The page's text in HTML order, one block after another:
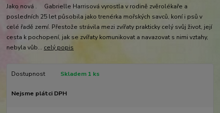
Jako nová . Gabrielle Harrisová vyrostla v rodině zvěrolékaře a
posledních 25 let působila jako trenérka mořských savců, koní i psů v
celé řadě zemí. Přestože strávila mezi zvířaty prakticky celý svůj život, její
cesta k pochopení, jak se zvířaty komunikovat a navazovat s nimi vztahy,
nebyla vůb... celý popis
Dostupnost Skladem 1 ks
Nejsme plátci DPH